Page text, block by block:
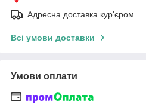
Адресна доставка кур'єром
Всі умови доставки
Умови оплати